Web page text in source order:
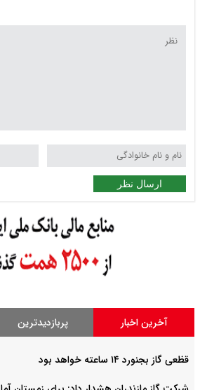
ارسال نظر
آخرین اخبار پربازدیدترین
قظعی گاز بجنورد ۱۴ ساعته خواهد بود